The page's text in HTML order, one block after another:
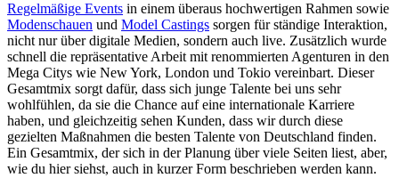
Regelmäßige Events in einem überaus hochwertigen Rahmen sowie
Modenschauen und Model Castings sorgen für ständige Interaktion,
nicht nur über digitale Medien, sondern auch live. Zusätzlich wurde
schnell die repräsentative Arbeit mit renommierten Agenturen in den
Mega Citys wie New York, London und Tokio vereinbart. Dieser
Gesamtmix sorgt dafür, dass sich junge Talente bei uns sehr
wohlfühlen, da sie die Chance auf eine internationale Karriere
haben, und gleichzeitig sehen Kunden, dass wir durch diese
gezielten Maßnahmen die besten Talente von Deutschland finden.
Ein Gesamtmix, der sich in der Planung über viele Seiten liest, aber,
wie du hier siehst, auch in kurzer Form beschrieben werden kann.